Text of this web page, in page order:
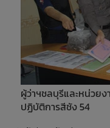
ผู้ว่าฯชลบุรีและหน่วย
ปฏิบัติการสีชัง 54